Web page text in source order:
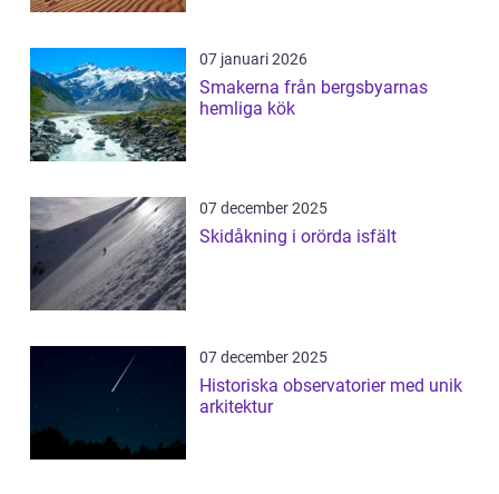
07 januari 2026
Smakerna från bergsbyarnas
hemliga kök
07 december 2025
Skidåkning i orörda isfält
07 december 2025
Historiska observatorier med unik
arkitektur